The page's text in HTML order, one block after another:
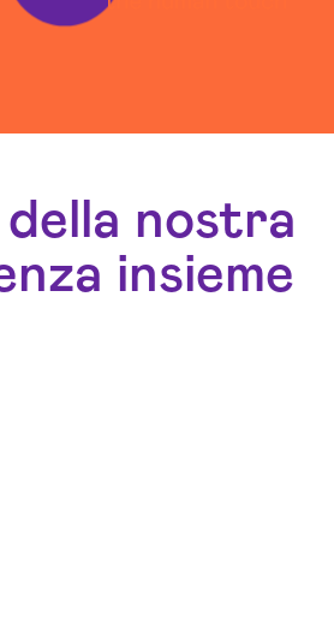
della nostra
insieme